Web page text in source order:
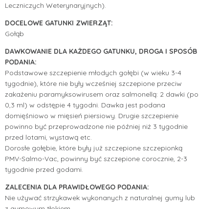
Leczniczych Weterynaryjnych).
DOCELOWE GATUNKI ZWIERZĄT:
Gołąb
DAWKOWANIE DLA KAŻDEGO GATUNKU, DROGA I SPOSÓB
PODANIA:
Podstawowe szczepienie młodych gołębi (w wieku 3-4
tygodnie), które nie były wcześniej szczepione przeciw
zakażeniu paramyksowirusem oraz salmonellą: 2 dawki (po
0,3 ml) w odstępie 4 tygodni. Dawka jest podana
domięśniowo w mięsień piersiowy. Drugie szczepienie
powinno być przeprowadzone nie później niż 3 tygodnie
przed lotami, wystawą etc.
Dorosłe gołębie, które były już szczepione szczepionką
PMV-Salmo-Vac, powinny być szczepione corocznie, 2-3
tygodnie przed godami.
ZALECENIA DLA PRAWIDŁOWEGO PODANIA:
Nie używać strzykawek wykonanych z naturalnej gumy lub